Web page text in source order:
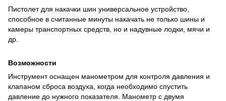
Пистолет для накачки шин универсальное устройство,
способное в считанные минуты накачать не только шины и
камеры транспортных средств, но и надувные лодки, мячи и
др.
Возможности
Инструмент оснащен манометром для контроля давления и
клапаном сброса воздуха, когда необходимо спустить
давление до нужного показателя. Манометр с двумя